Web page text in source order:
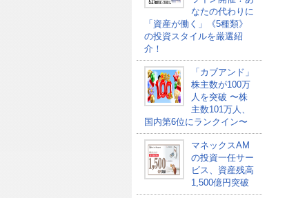
なたの代わりに
「資産が働く」《5種類》
の投資スタイルを厳選紹
介！
「カブアンド」
株主数が100万
人を突破 〜株
主数101万人、
国内第6位にランクイン〜
マネックスAM
の投資一任サー
ビス、資産残高
1,500億円突破